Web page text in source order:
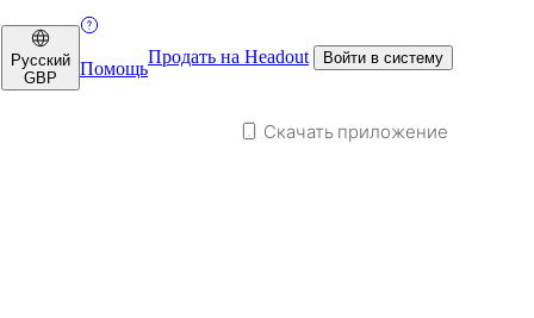
Русский
GBP
Помощь
Продать на Headout Войти в систему
Скачать приложение